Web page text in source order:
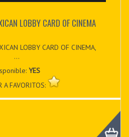
LOBBY CARD OF CINEMA
LOBBY CARD OF CINEMA,
...
YES
A FAVORITOS: